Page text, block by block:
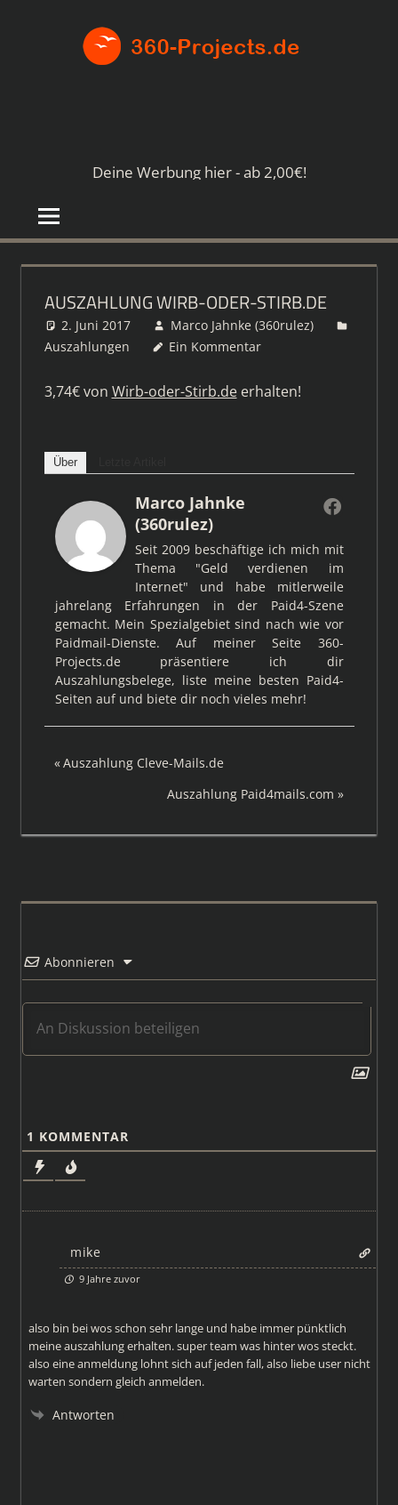
Deine Werbung hier - ab 2,00€!
AUSZAHLUNG WIRB-ODER-STIRB.DE
2. Juni 2017
Marco Jahnke (360rulez)
Auszahlungen
Ein Kommentar
3,74€ von Wirb-oder-Stirb.deerhalten!
Über
Marco Jahnke
(360rulez)
Seit 2009 beschäftige ich mich mit
Thema "Geld verdienen im
Internet" und habe mitlerweile
jahrelang Erfahrungen in der Paid4-Szene
gemacht. Mein Spezialgebiet sind nach wie vor
Paidmail-Dienste. Auf meiner Seite 360-
Projects.de präsentiere ich dir
Auszahlungsbelege, liste meine besten Paid4-
Seiten auf und biete dir noch vieles mehr!
Beitragsnavigation
Vorheriger
Auszahlung Cleve-Mails.de
Nächster
Auszahlung Paid4mails.com
Abonnieren
1 KOMMENTAR
mike
9 Jahre zuvor
also bin bei wos schon sehr lange und habe immer pünktlich
meine auszahlung erhalten. super team was hinter wos steckt.
also eine anmeldung lohnt sich auf jeden fall, also liebe user nicht
warten sondern gleich anmelden.
Antworten